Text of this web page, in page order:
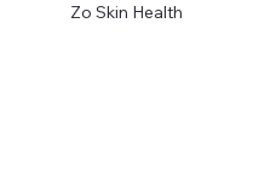
Zo Skin Health